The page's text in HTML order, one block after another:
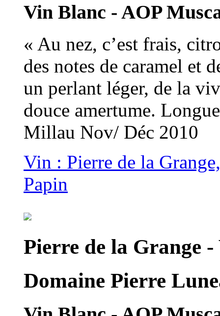
Vin Blanc - AOP
« Au nez, c’est frais,
des notes de caramel et
un perlant léger, de la
douce amertume.
Millau Nov/ Déc 2010
Vin : Pierre de la
Papin
Pierre de la Grange -
Domaine Pierre